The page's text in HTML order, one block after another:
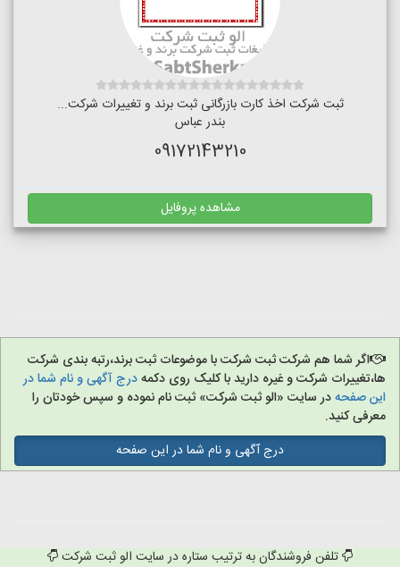
ثبت شرکت اخذ کارت بازرگانی ثبت برند و تغییرات شرکت...
بندر عباس
09172143210
مشاهده پروفایل
اگر شما هم شرکت ثبت شرکت با موضوعات ثبت برند،رتبه بندی شرکت
ها،تغییرات شرکت و غیره دارید با کلیک روی دکمهدرج آگهی و نام شما در
این صفحهدر سایت «الو ثبت شرکت» ثبت نام نموده و سپس خودتان را
معرفی کنید.
درج آگهی و نام شما در این صفحه
تلفن فروشندگان به ترتیب ستاره در سایت الو ثبت شرکت